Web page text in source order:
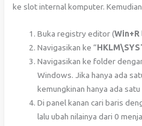
ke slot internal komputer.
Buka registry editor (Win+R
Navigasikan ke “
Navigasikan ke folder
Windows. Jika hanya ada
kemungkinan hanya ada
Di panel kanan cari baris
lalu ubah nilainya dari 0